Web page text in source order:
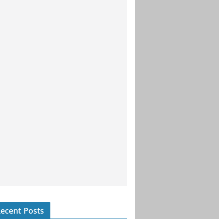
Posts